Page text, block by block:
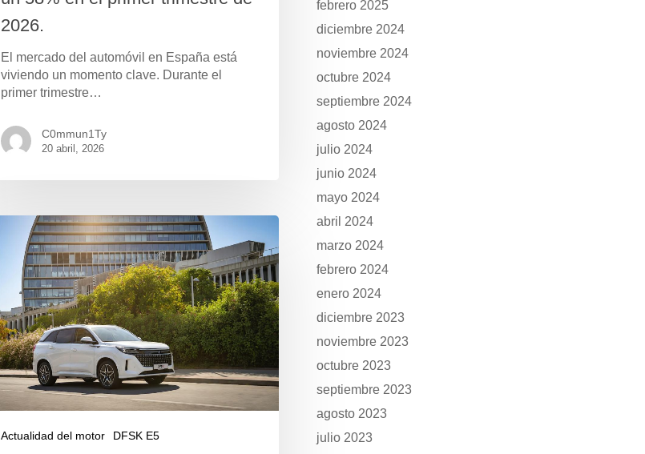
2026.
El mercado del automóvil en España está
viviendo un momento clave. Durante el
primer trimestre…
C0mmun1Ty
20 abril, 2026
Actualidad del motor DFSK E5
febrero 2025
diciembre 2024
noviembre 2024
octubre 2024
septiembre 2024
agosto 2024
julio 2024
junio 2024
mayo 2024
abril 2024
marzo 2024
febrero 2024
enero 2024
diciembre 2023
noviembre 2023
octubre 2023
septiembre 2023
agosto 2023
julio 2023